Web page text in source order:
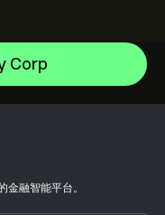
Corp
融智能平台。